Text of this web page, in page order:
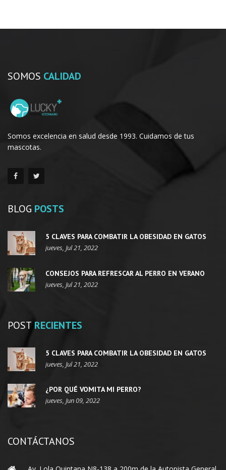
SOMOS CALIDAD
Somos excelencia en salud desde 1993. Cuidamos de tus
mascotas.
BLOG POSTS
5 CLAVES PARA COMBATIR LA OBESIDAD EN GATOS
jueves, Jul 21, 2022
CONSEJOS PARA REFRESCAR AL PERRO EN VERANO
jueves, Jul 21, 2022
POST RECIENTES
5 CLAVES PARA COMBATIR LA OBESIDAD EN GATOS
jueves, Jul 21, 2022
¿POR QUÉ VOMITA MI PERRO?
jueves, Jun 09, 2022
CONTÁCTANOS